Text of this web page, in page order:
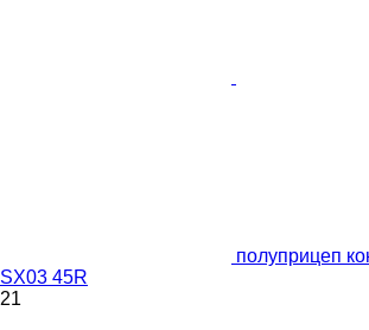
полуприцеп
SX03 45R
21